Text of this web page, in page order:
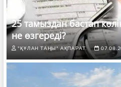
25 тамыздан бастап
не өзгереді?
"ҚҰЛАН ТАҢЫ" АҚПАРАТ.